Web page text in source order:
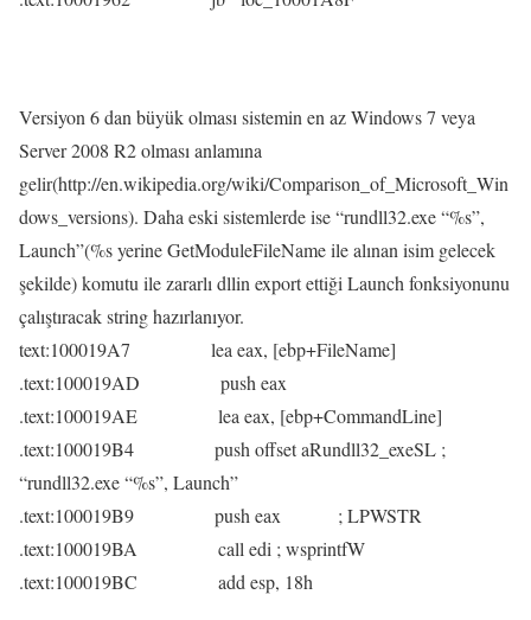
Versiyon 6 dan büyük olması sistemin en az Windows 7 veya
Server 2008 R2 olması anlamına
gelir(http://en.wikipedia.org/wiki/Comparison_of_Microsoft_Win
dows_versions). Daha eski sistemlerde ise “rundll32.exe “%s”,
Launch”(%s yerine GetModuleFileName ile alınan isim gelecek
şekilde) komutu ile zararlı dllin export ettiği Launch fonksiyonunu
çalıştıracak string hazırlanıyor.
text:100019A7 lea eax, [ebp+FileName]
.text:100019AD push eax
.text:100019AE lea eax, [ebp+CommandLine]
.text:100019B4 push offset aRundll32_exeSL ;
“rundll32.exe “%s”, Launch”
.text:100019B9 push eax ; LPWSTR
.text:100019BA call edi ; wsprintfW
.text:100019BC add esp, 18h